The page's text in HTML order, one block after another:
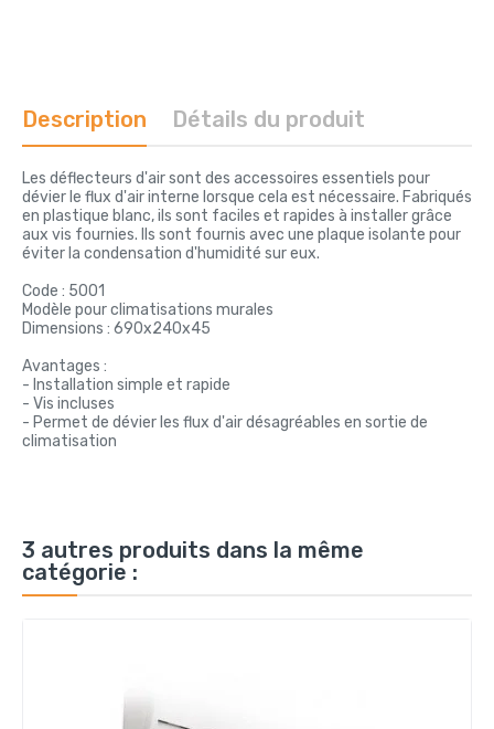
Description Détails du produit
Les déflecteurs d'air sont des accessoires essentiels pour
dévier le flux d'air interne lorsque cela est nécessaire. Fabriqués
en plastique blanc, ils sont faciles et rapides à installer grâce
aux vis fournies. Ils sont fournis avec une plaque isolante pour
éviter la condensation d'humidité sur eux.
Code : 5001
Modèle pour climatisations murales
Dimensions : 690x240x45
Avantages :
- Installation simple et rapide
- Vis incluses
- Permet de dévier les flux d'air désagréables en sortie de
climatisation
3 autres produits dans la même
catégorie :